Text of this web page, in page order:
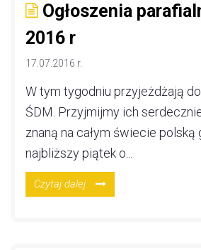
Ogłoszenia
2016 r
17.07.2016 r.
W tym tygodniu przyjeżdżają
ŚDM. Przyjmijmy ich
znaną na całym świecie polską
najbliższy piątek o...
Czytaj dalej